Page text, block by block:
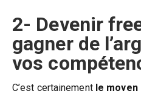
2- Devenir
gagner de
vos
C’est certainement le